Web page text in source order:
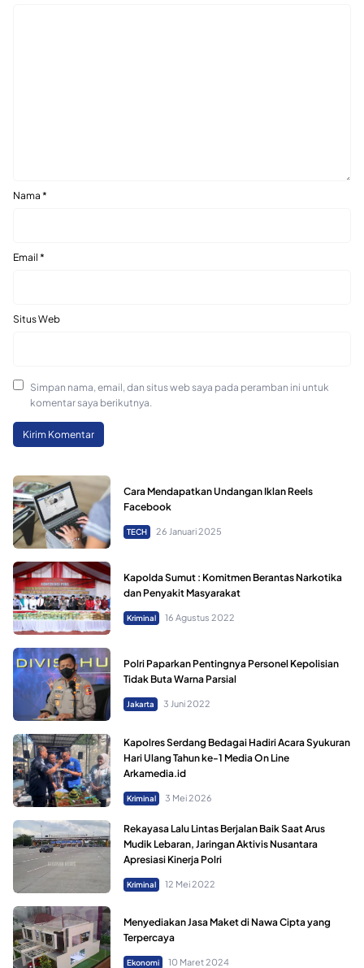
Nama *
Email *
Situs Web
Simpan nama, email, dan situs web saya pada peramban ini untuk
komentar saya berikutnya.
Cara Mendapatkan Undangan Iklan Reels
Facebook
TECH 26 Januari 2025
Kapolda Sumut : Komitmen Berantas Narkotika
dan Penyakit Masyarakat
Kriminal 16 Agustus 2022
Polri Paparkan Pentingnya Personel Kepolisian
Tidak Buta Warna Parsial
Jakarta 3 Juni 2022
Kapolres Serdang Bedagai Hadiri Acara Syukuran
Hari Ulang Tahun ke-1 Media On Line
Arkamedia.id
Kriminal 3 Mei 2026
Rekayasa Lalu Lintas Berjalan Baik Saat Arus
Mudik Lebaran, Jaringan Aktivis Nusantara
Apresiasi Kinerja Polri
Kriminal 12 Mei 2022
Menyediakan Jasa Maket di Nawa Cipta yang
Terpercaya
Ekonomi 10 Maret 2024